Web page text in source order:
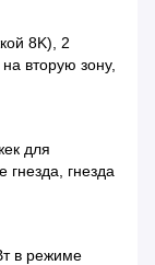
8K), 2
вторую зону,
для
гнезда
в режиме